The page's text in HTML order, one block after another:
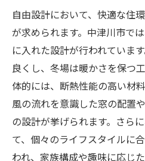
自由設計において、快適な住
が求められます。中津川市で
に入れた設計が行われていま
良くし、冬場は暖かさを保つ
体的には、断熱性能の高い材
風の流れを意識した窓の配置
の設計が挙げられます。さら
て、個々のライフスタイルに
われ、家族構成や趣味に応じ